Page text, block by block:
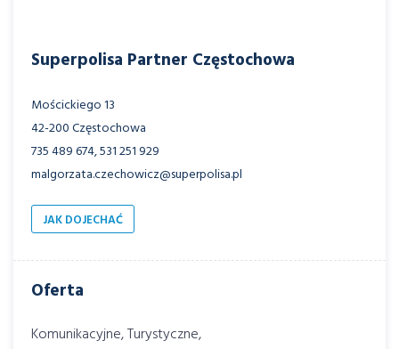
Superpolisa Partner Częstochowa
Mościckiego 13
42-200 Częstochowa
735 489 674, 531 251 929
malgorzata.czechowicz@superpolisa.pl
JAK DOJECHAĆ
Oferta
Komunikacyjne, Turystyczne,